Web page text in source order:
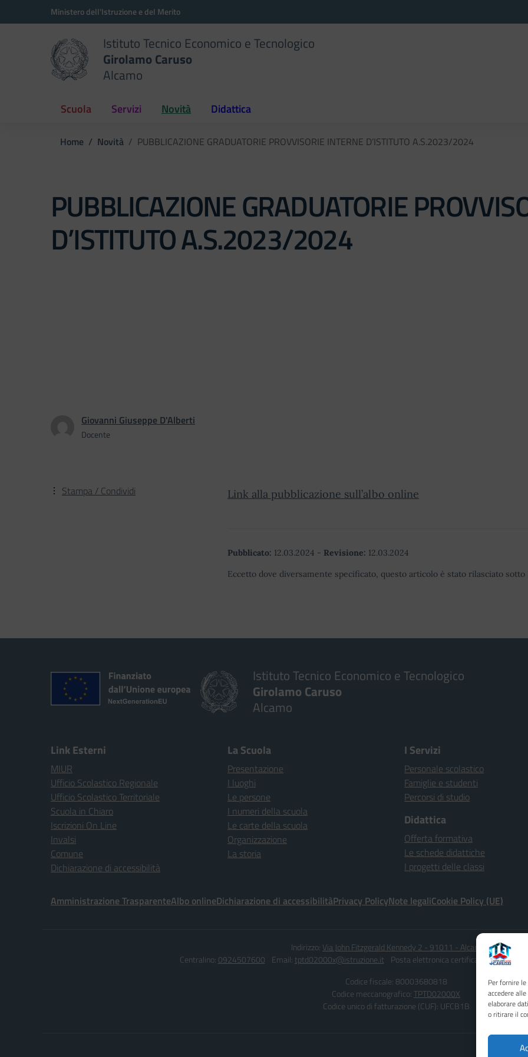
Per fornire
accedere
elaborare
o ritirare il
Vai ai contenuti
Vai al menu di navigazioneMinistero dell'Istruzione e del Merito
Istituto Tecnico Economico e Tecnologico
Girolamo Caruso
Alcamo
Scuola Servizi Novità Didattica
Home Novità PUBBLICAZIONE GRADUATORIE PROVVISORIE INTERNE D’ISTITUTO A.S.2023/2024
PUBBLICAZIONE GRADUATORIE
D’ISTITUTO A.S.2023/2024
Giovanni Giuseppe D'Alberti
Docente
Link alla pubblicazione sull’albo online
Pubblicato: 12.03.2024 - Revisione: 12.03.2024
Eccetto dove diversamente specificato, questo articolo è stato rilasciato
Stampa / Condividi
Istituto Tecnico Economico e Tecnologico
Girolamo Caruso
Alcamo
Link Esterni
MIUR
Ufficio Scolastico Regionale
Ufficio Scolastico Territoriale
Scuola in Chiaro
Iscrizioni On Line
Invalsi
Comune
Dichiarazione di accessibilità
La Scuola
Presentazione
I luoghi
Le persone
I numeri della scuola
Le carte della scuola
Organizzazione
La storia
I Servizi
Personale scolastico
Famiglie e studenti
Percorsi di studio
Didattica
Offerta formativa
Le schede didattiche
I progetti delle classi
Amministrazione TrasparenteAlbo onlineDichiarazione di accessibilitàPrivacy PolicyNote legaliCookie Policy (UE)
Indirizzo: Via John Fitzgerald Kennedy 2 - 91011 - Alcamo (TP)
Centralino: 0924507600 Email: tptd02000x@istruzione.it Posta elettronica certificata (PEC):
Codice fiscale: 80003680818
Codice meccanografico:TPTD02000X
Codice unico di fatturazione (CUF): UFCB1B